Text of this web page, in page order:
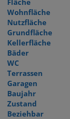
Wohnfläche
Nutzfläche
Grundfläche
Kellerfläche
Bäder
WC
Terrassen
Garagen
Baujahr
Zustand
Beziehbar